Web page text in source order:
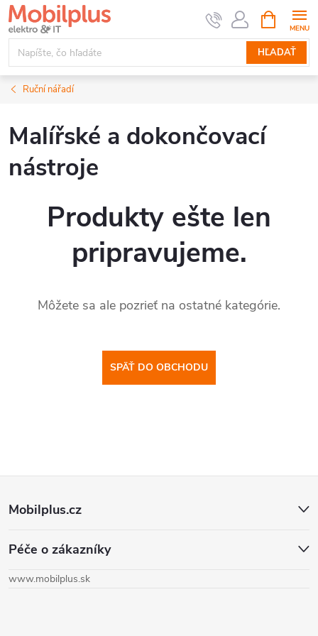
Prejsť
na
obsah
HĽADAŤ
KOŠÍK
Ruční nářadí
Malířské a dokončovací
nástroje
Produkty ešte len
pripravujeme.
Môžete sa ale pozrieť na ostatné kategórie.
SPÄŤ DO OBCHODU
p
Mobilplus.cz
Péče o zákazníky
www.mobilplus.sk